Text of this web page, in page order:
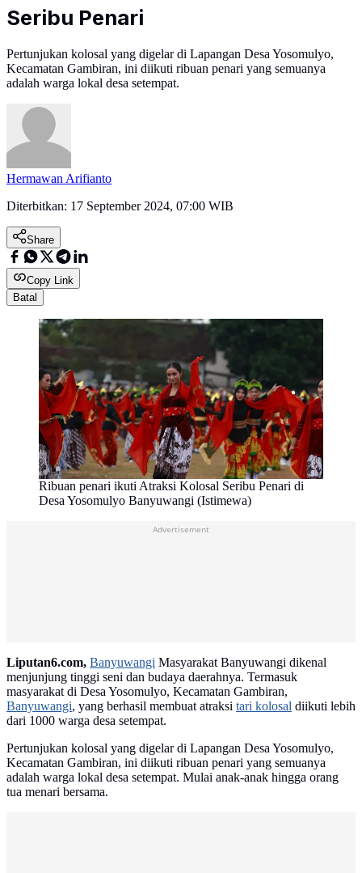
Seribu Penari
Pertunjukan kolosal yang digelar di Lapangan Desa Yosomulyo,
Kecamatan Gambiran, ini diikuti ribuan penari yang semuanya
adalah warga lokal desa setempat.
Hermawan Arifianto
Diterbitkan: 17 September 2024, 07:00 WIB
Share
Copy Link
Batal
Ribuan penari ikuti Atraksi Kolosal Seribu Penari di
Desa Yosomulyo Banyuwangi (Istimewa)
Advertisement
Liputan6.com, Banyuwangi Masyarakat Banyuwangi dikenal
menjunjung tinggi seni dan budaya daerahnya. Termasuk
masyarakat di Desa Yosomulyo, Kecamatan Gambiran,
Banyuwangi, yang berhasil membuat atraksi tari kolosal diikuti lebih
dari 1000 warga desa setempat.
Pertunjukan kolosal yang digelar di Lapangan Desa Yosomulyo,
Kecamatan Gambiran, ini diikuti ribuan penari yang semuanya
adalah warga lokal desa setempat. Mulai anak-anak hingga orang
tua menari bersama.